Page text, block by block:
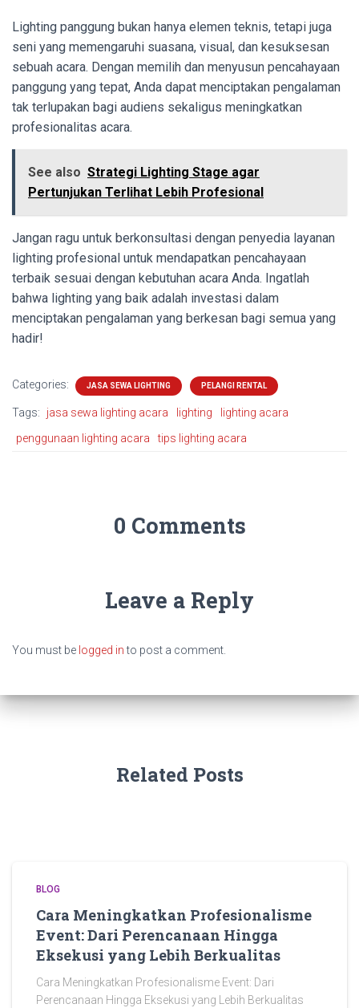
Lighting panggung bukan hanya elemen teknis, tetapi juga
seni yang memengaruhi suasana, visual, dan kesuksesan
sebuah acara. Dengan memilih dan menyusun pencahayaan
panggung yang tepat, Anda dapat menciptakan pengalaman
tak terlupakan bagi audiens sekaligus meningkatkan
profesionalitas acara.
See also Strategi Lighting Stage agar
Pertunjukan Terlihat Lebih Profesional
Jangan ragu untuk berkonsultasi dengan penyedia layanan
lighting profesional untuk mendapatkan pencahayaan
terbaik sesuai dengan kebutuhan acara Anda. Ingatlah
bahwa lighting yang baik adalah investasi dalam
menciptakan pengalaman yang berkesan bagi semua yang
hadir!
Categories: JASA SEWA LIGHTING PELANGI RENTAL
Tags: jasa sewa lighting acara lighting
lighting acara
penggunaan lighting acara
tips lighting acara
0 Comments
Leave a Reply
You must be logged into post a comment.
Related Posts
BLOG
Cara Meningkatkan Profesionalisme
Event: Dari Perencanaan Hingga
Eksekusi yang Lebih Berkualitas
Cara Meningkatkan Profesionalisme Event: Dari
Perencanaan Hingga Eksekusi yang Lebih Berkualitas